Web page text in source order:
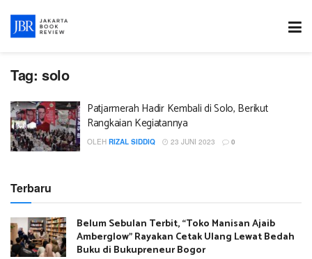
Tag: solo
Patjarmerah Hadir Kembali di Solo, Berikut
Rangkaian Kegiatannya
OLEH RIZAL SIDDIQ 23 JUNI 2023 0
Terbaru
Belum Sebulan Terbit, “Toko Manisan Ajaib
Amberglow” Rayakan Cetak Ulang Lewat Bedah
Buku di Bukupreneur Bogor